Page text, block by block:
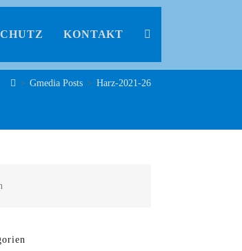
KONTAKT
> Gmedia Posts > Harz-2021-26